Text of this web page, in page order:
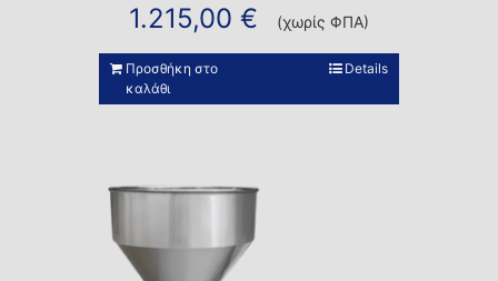
1.215,00 € (χωρίς ΦΠΑ)
Προσθήκη στο
καλάθι
Details